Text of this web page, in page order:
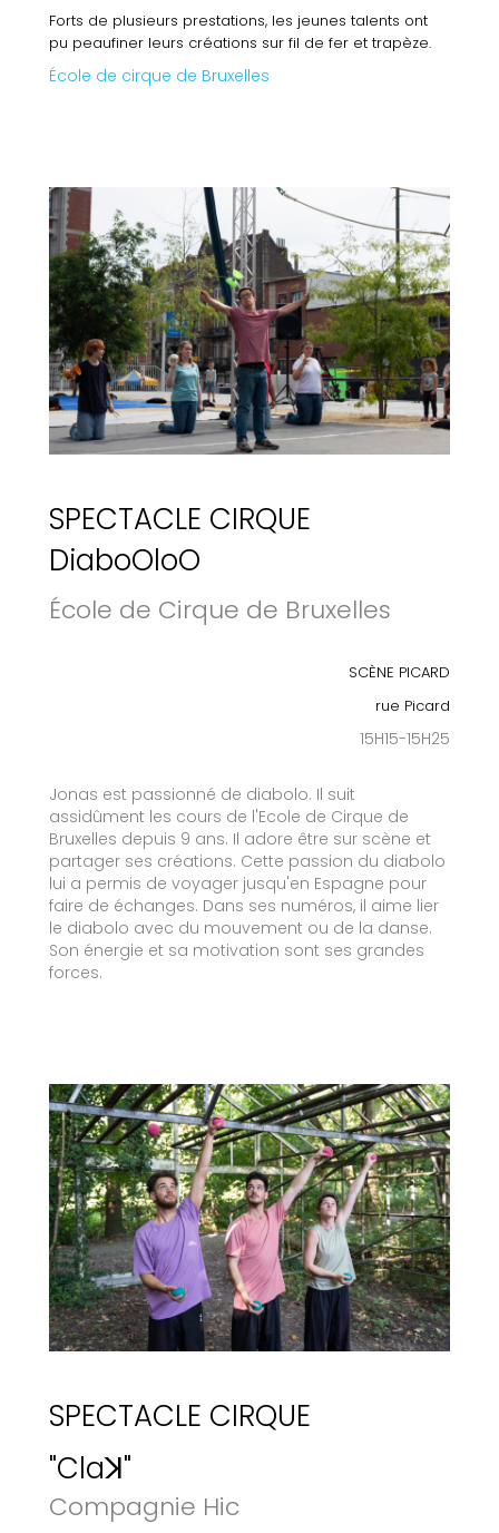
Forts de plusieurs prestations, les jeunes talents ont
pu peaufiner leurs créations sur fil de fer et trapèze.
École de cirque de Bruxelles
SPECTACLE CIRQUE
DiaboOloO
École de Cirque de Bruxelles
SCÈNE PICARD
rue Picard
15H15-15H25
Jonas est passionné de diabolo. Il suit
assidûment les cours de l'Ecole de Cirque de
Bruxelles depuis 9 ans. Il adore être sur scène et
partager ses créations. Cette passion du diabolo
lui a permis de voyager jusqu'en Espagne pour
faire de échanges. Dans ses numéros, il aime lier
le diabolo avec du mouvement ou de la danse.
Son énergie et sa motivation sont ses grandes
forces.
SPECTACLE CIRQUE
"Claꓘ"
Compagnie Hic